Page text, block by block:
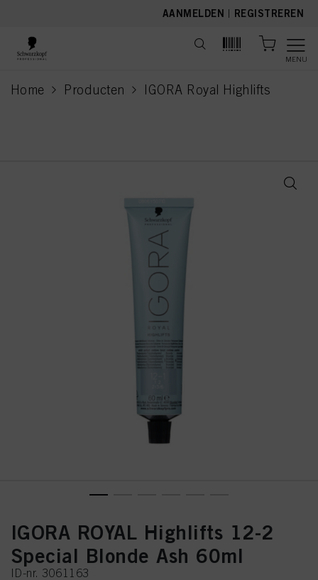
AANMELDEN | REGISTREREN
MENU
Home Producten IGORA Royal Highlifts
current page
IGORA ROYAL Highlifts 12-2
Special Blonde Ash 60ml
ID-nr. 3061163